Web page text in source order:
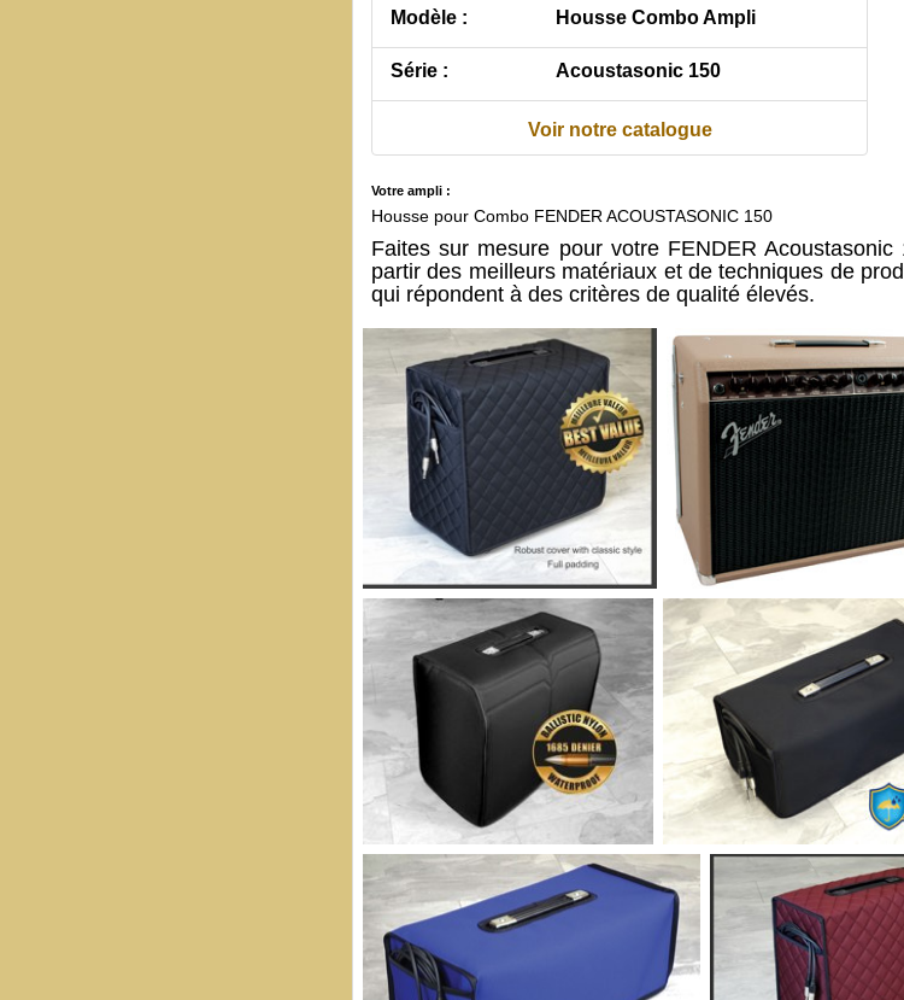
Modèle : Housse Combo Ampli
Série : Acoustasonic 150
Voir notre catalogue
Votre ampli :
Housse pour Combo FENDER ACOUSTASONIC 150
Faites sur mesure pour votre FENDER
partir des meilleurs matériaux et de techniques de
qui répondent à des critères de qualité élevés.